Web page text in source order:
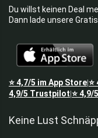
Du willst keinen Deal
Dann lade unsere
⭐4,7/5 im App Store⭐
4,9/5 Trustpilot ⭐4,9/5
Keine Lust